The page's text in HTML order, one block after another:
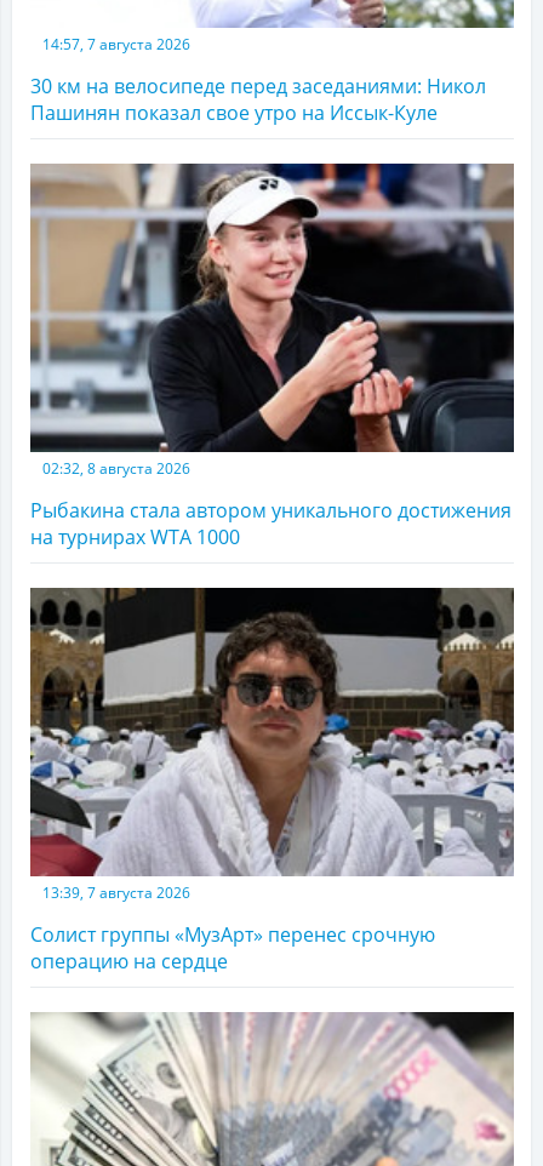
14:57, 7 августа 2026
30 км на велосипеде перед заседаниями: Никол
Пашинян показал свое утро на Иссык-Куле
02:32, 8 августа 2026
Рыбакина стала автором уникального достижения
на турнирах WTA 1000
13:39, 7 августа 2026
Солист группы «МузАрт» перенес срочную
операцию на сердце